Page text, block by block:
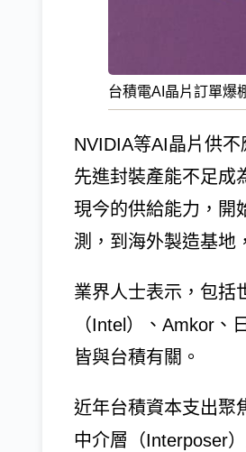
台積電AI晶片訂單爆
NVIDIA等AI晶片供
先進封裝產能不足成
現今的供給能力，開
測，到海外製造基地
業界人士表示，包括
（Intel）、Amkor
皆與台積有關。
近年台積資本支出聚
中介層（Interposer